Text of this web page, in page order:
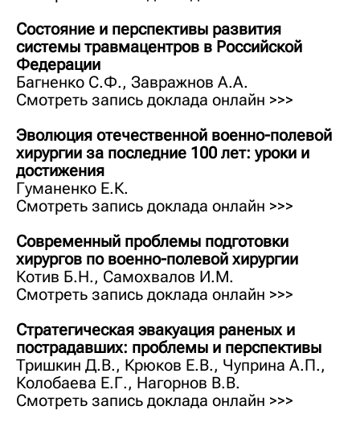
Состояние и перспективы развития
системы трав­мацентров в Российской
Федерации
Багненко С.Ф., Завражнов А.А.
Смотреть запись доклада онлайн >>>
Эволюция отечественной военно-полевой
хирур­гии за последние 100 лет: уроки и
достижения
Гуманенко Е.К.
Смотреть запись доклада онлайн >>>
Современный проблемы подготовки
хирургов по военно-полевой хирургии
Котив Б.Н., Самохвалов И.М.
Смотреть запись доклада онлайн >>>
Стратегическая эвакуация раненых и
пострадав­ших: проблемы и перспективы
Тришкин Д.В., Крюков Е.В., Чуприна А.П.,
Колобаева Е.Г., Нагорнов В.В.
Смотреть запись доклада онлайн >>>